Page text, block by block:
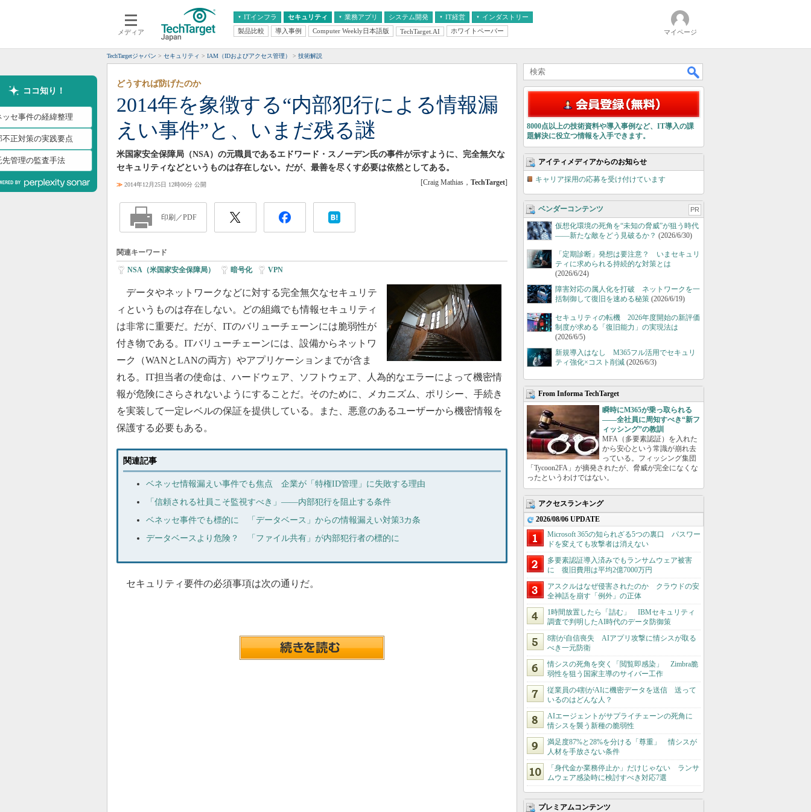
メディア
ITインフラ
クラウド
スマートモバイル
ネットワーク
システム運用管理
セキュリティ 業務アプリ
エンタープライズAI
ERP
情報系システム
システム開発 IT経営
経営とIT
インダストリー
医療IT
製品比較 導入事例 Computer Weekly日本語版 TechTarget.AI ホワイトペーパー マイページ
TechTargetジャパン セキュリティ IAM（IDおよびアクセス管理） 技術解説
ココ知り！
ッセ事件の経緯整理
不正対策の実践要点
先管理の監査手法
2014年を象徴する“内部犯行による情報漏
えい事件”と、いまだ残る謎
どうすれば防げたのか
米国家安全保障局（NSA）の元職員であるエドワード・スノーデン氏の事件が示すように、完全無欠な
セキュリティなどというものは存在しない。だが、最善を尽くす必要は依然としてある。
≫ 2014年12月25日 12時00分 公開 [Craig Mathias， TechTarget]
印刷／PDF
関連キーワード
NSA（米国家安全保障局） 暗号化| VPN
データやネットワークなどに対する完全無欠なセキュリテ
ィというものは存在しない。どの組織でも情報セキュリティ
は非常に重要だ。だが、ITのバリューチェーンには脆弱性が
付き物である。ITバリューチェーンには、設備からネットワ
ーク（WANとLANの両方）やアプリケーションまでが含ま
れる。IT担当者の使命は、ハードウェア、ソフトウェア、人為的なエラーによって機密情
報が危険にさらされないようにすることだ。そのために、メカニズム、ポリシー、手続き
を実装して一定レベルの保証を提供している。また、悪意のあるユーザーから機密情報を
保護する必要もある。
関連記事
ベネッセ情報漏えい事件でも焦点 企業が「特権ID管理」に失敗する理由
「信頼される社員こそ監視すべき」――内部犯行を阻止する条件
ベネッセ事件でも標的に 「データベース」からの情報漏えい対策3カ条
データベースより危険？ 「ファイル共有」が内部犯行者の標的に
セキュリティ要件の必須事項は次の通りだ。
8000点以上の技術資料や導入事例など、IT導入の課
題解決に役立つ情報を入手できます。
アイティメディアからのお知らせ
キャリア採用の応募を受け付けています
ベンダーコンテンツ PR
仮想化環境の死角を“未知の脅威”が狙う時代
――新たな敵をどう見破るか？ (2026/6/30)
「定期診断」発想は要注意？ いまセキュリ
ティに求められる持続的な対策とは
(2026/6/24)
障害対応の属人化を打破 ネットワークを一
括制御して復旧を速める秘策 (2026/6/19)
セキュリティの転機 2026年度開始の新評価
制度が求める「復旧能力」の実現法は
(2026/6/5)
新規導入はなし M365フル活用でセキュリ
ティ強化×コスト削減 (2026/6/3)
From Informa TechTarget
瞬時にM365が乗っ取られる
――全社員に周知すべき“新フ
ィッシング”の教訓
MFA（多要素認証）を入れた
から安心という常識が崩れ去
っている。フィッシング集団
「Tycoon2FA」が摘発されたが、脅威が完全になくな
ったというわけではない。
アクセスランキング
2026/08/06 UPDATE
Microsoft 365の知られざる5つの裏口 パスワー
ドを変えても攻撃者は消えない
多要素認証導入済みでもランサムウェア被害
に 復旧費用は平均2億7000万円
アスクルはなぜ侵害されたのか クラウドの安
全神話を崩す「例外」の正体
1時間放置したら「詰む」 IBMセキュリティ
調査で判明したAI時代のデータ防御策
8割が自信喪失 AIアプリ攻撃に情シスが取る
べき一元防衛
情シスの死角を突く「閲覧即感染」 Zimbra脆
弱性を狙う国家主導のサイバー工作
従業員の4割がAIに機密データを送信 送って
いるのはどんな人？
AIエージェントがサプライチェーンの死角に
情シスを襲う新種の脆弱性
満足度87%と28%を分ける「尊重」 情シスが
人材を手放さない条件
「身代金か業務停止か」だけじゃない ランサ
ムウェア感染時に検討すべき対応7選
プレミアムコンテンツ